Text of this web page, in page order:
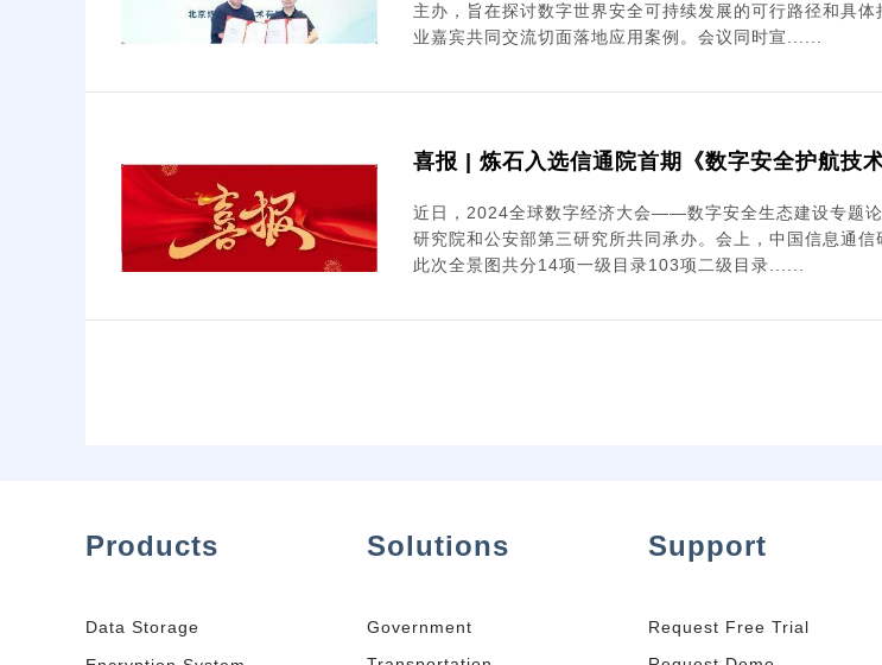
主办，旨在探讨数字世界安全可持续发展的可行路径和具
业嘉宾共同交流切面落地应用案例。会议同时宣......
喜报 | 炼石入选信通院首期《数字安全护航技
近日，2024全球数字经济大会——数字安全生态建设专题
研究院和公安部第三研究所共同承办。会上，中国信息通
此次全景图共分14项一级目录103项二级目录......
Products
Data Storage
Solutions
Government
Support
Request Free Trial